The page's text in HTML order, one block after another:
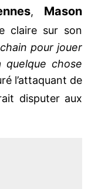
, Mason
claire sur son
pour jouer
quelque chose
l’attaquant de
disputer aux